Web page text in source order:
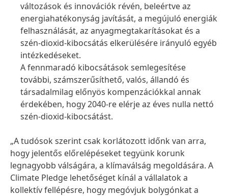
változások és innovációk révén, beleértve az
energiahatékonyság javítását, a megújuló energiák
felhasználását, az anyagmegtakarításokat és a
szén-dioxid-kibocsátás elkerülésére irányuló egyéb
intézkedéseket.
A fennmaradó kibocsátások semlegesítése
további, számszerűsíthető, valós, állandó és
társadalmilag előnyös kompenzációkkal annak
érdekében, hogy 2040-re elérje az éves nulla nettó
szén-dioxid-kibocsátást.
„A tudósok szerint csak korlátozott időnk van arra,
hogy jelentős előrelépéseket tegyünk korunk
legnagyobb válságára, a klímaválság megoldására. A
Climate Pledge lehetőséget kínál a vállalatok a
kollektív fellépésre, hogy megóvjuk bolygónkat a